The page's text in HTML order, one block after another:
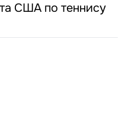
США по теннису